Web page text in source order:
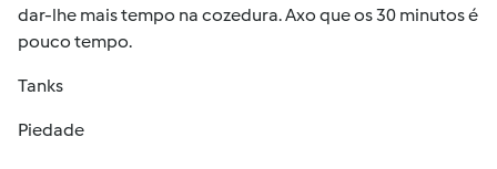
dar-lhe mais tempo na cozedura. Axo que os 30 minutos é
pouco tempo.
Tanks
Piedade